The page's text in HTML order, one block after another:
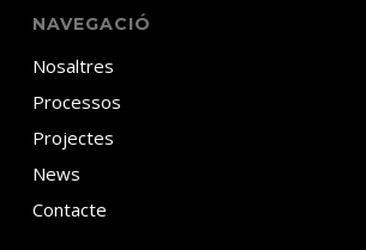
NAVEGACIÓ
Nosaltres
Processos
Projectes
News
Contacte